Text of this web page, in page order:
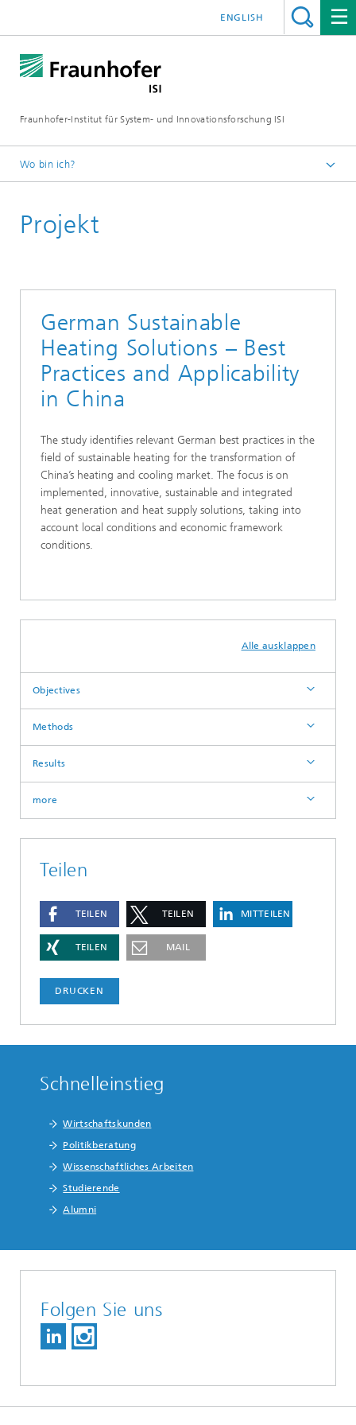
Fraunhofer-Institut für System- und Innovationsforschung ISI
ENGLISH
Wo bin ich?
Abteilungen
Projekt
German Sustainable
Heating Solutions – Best
Practices and Applicability
in China
The study identifies relevant German best practices in the
field of sustainable heating for the transformation of
China’s heating and cooling market. The focus is on
implemented, innovative, sustainable and integrated
heat generation and heat supply solutions, taking into
account local conditions and economic framework
conditions.
Alle ausklappen
Objectives
Methods
Results
more
Teilen
TEILEN TEILEN MITTEILEN
TEILEN MAIL
DRUCKEN
Schnelleinstieg
Wirtschaftskunden
Politikberatung
Wissenschaftliches Arbeiten
Studierende
Alumni
Folgen Sie uns